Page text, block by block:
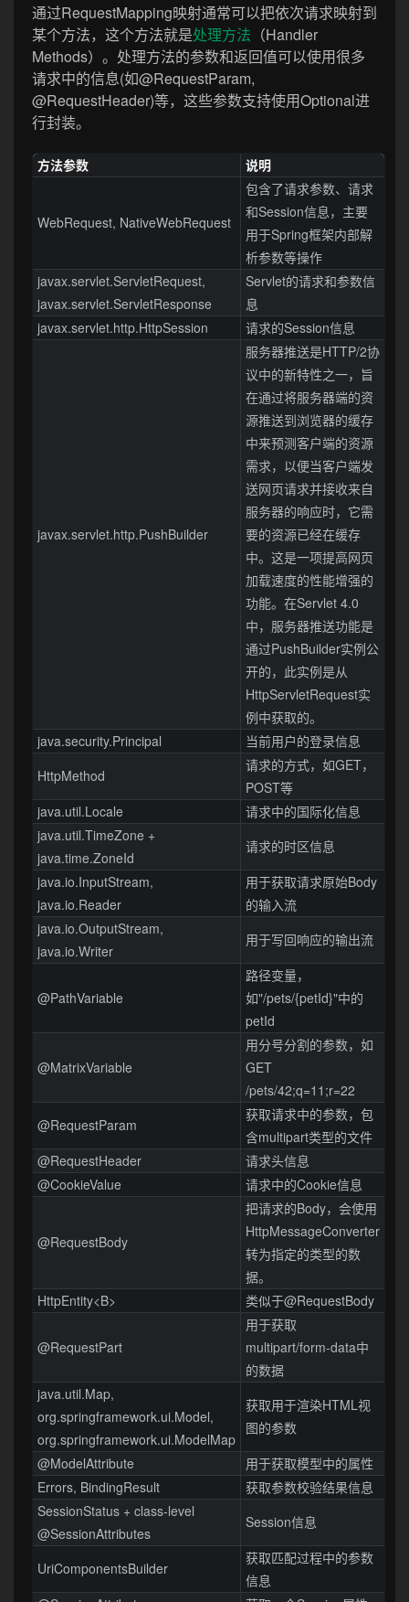
通过RequestMapping映射通常可以把依次请求映射到
某个方法，这个方法就是处理方法 （Handler
Methods）。处理方法的参数和返回值可以使用很多
请求中的信息(如@RequestParam,
@RequestHeader)等，这些参数支持使用Optional进
行封装。
方法参数 说明
WebRequest, NativeWebRequest
包含了请求参数、请求
和Session信息，主要
用于Spring框架内部解
析参数等操作
javax.servlet.ServletRequest,
javax.servlet.ServletResponse
Servlet的请求和参数信
息
javax.servlet.http.HttpSession
请求的Session信息
javax.servlet.http.PushBuilder
服务器推送是HTTP/2协
议中的新特性之一，旨
在通过将服务器端的资
源推送到浏览器的缓存
中来预测客户端的资源
需求，以便当客户端发
送网页请求并接收来自
服务器的响应时，它需
要的资源已经在缓存
中。这是一项提高网页
加载速度的性能增强的
功能。在Servlet 4.0
中，服务器推送功能是
通过PushBuilder实例公
开的，此实例是从
HttpServletRequest实
例中获取的。
java.security.Principal
当前用户的登录信息
HttpMethod
请求的方式，如GET，
POST等
java.util.Locale
请求中的国际化信息
java.util.TimeZone +
java.time.ZoneId
请求的时区信息
java.io.InputStream,
java.io.Reader
用于获取请求原始Body
的输入流
java.io.OutputStream,
java.io.Writer
用于写回响应的输出流
@PathVariable
路径变量，
如"/pets/{petId}"中的
petId
@MatrixVariable
用分号分割的参数，如
GET
/pets/42;q=11;r=22
@RequestParam
获取请求中的参数，包
含multipart类型的文件
@RequestHeader
请求头信息
@CookieValue
请求中的Cookie信息
@RequestBody
把请求的Body，会使用
HttpMessageConverter
转为指定的类型的数
据。
HttpEntity<B>
类似于@RequestBody
@RequestPart
用于获取
multipart/form-data中
的数据
java.util.Map,
org.springframework.ui.Model,
org.springframework.ui.ModelMap
获取用于渲染HTML视
图的参数
@ModelAttribute
用于获取模型中的属性
Errors, BindingResult
获取参数校验结果信息
SessionStatus + class-level
@SessionAttributes
Session信息
UriComponentsBuilder
获取匹配过程中的参数
信息